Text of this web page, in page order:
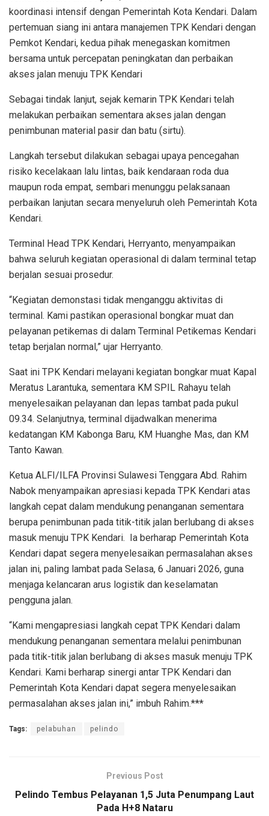
koordinasi intensif dengan Pemerintah Kota Kendari. Dalam
pertemuan siang ini antara manajemen TPK Kendari dengan
Pemkot Kendari, kedua pihak menegaskan komitmen
bersama untuk percepatan peningkatan dan perbaikan
akses jalan menuju TPK Kendari
Sebagai tindak lanjut, sejak kemarin TPK Kendari telah
melakukan perbaikan sementara akses jalan dengan
penimbunan material pasir dan batu (sirtu).
Langkah tersebut dilakukan sebagai upaya pencegahan
risiko kecelakaan lalu lintas, baik kendaraan roda dua
maupun roda empat, sembari menunggu pelaksanaan
perbaikan lanjutan secara menyeluruh oleh Pemerintah Kota
Kendari.
Terminal Head TPK Kendari, Herryanto, menyampaikan
bahwa seluruh kegiatan operasional di dalam terminal tetap
berjalan sesuai prosedur.
“Kegiatan demonstasi tidak menganggu aktivitas di
terminal. Kami pastikan operasional bongkar muat dan
pelayanan petikemas di dalam Terminal Petikemas Kendari
tetap berjalan normal,” ujar Herryanto.
Saat ini TPK Kendari melayani kegiatan bongkar muat Kapal
Meratus Larantuka, sementara KM SPIL Rahayu telah
menyelesaikan pelayanan dan lepas tambat pada pukul
09.34. Selanjutnya, terminal dijadwalkan menerima
kedatangan KM Kabonga Baru, KM Huanghe Mas, dan KM
Tanto Kawan.
Ketua ALFI/ILFA Provinsi Sulawesi Tenggara Abd. Rahim
Nabok menyampaikan apresiasi kepada TPK Kendari atas
langkah cepat dalam mendukung penanganan sementara
berupa penimbunan pada titik-titik jalan berlubang di akses
masuk menuju TPK Kendari. Ia berharap Pemerintah Kota
Kendari dapat segera menyelesaikan permasalahan akses
jalan ini, paling lambat pada Selasa, 6 Januari 2026, guna
menjaga kelancaran arus logistik dan keselamatan
pengguna jalan.
“Kami mengapresiasi langkah cepat TPK Kendari dalam
mendukung penanganan sementara melalui penimbunan
pada titik-titik jalan berlubang di akses masuk menuju TPK
Kendari. Kami berharap sinergi antar TPK Kendari dan
Pemerintah Kota Kendari dapat segera menyelesaikan
permasalahan akses jalan ini,” imbuh Rahim.***
Tags: pelabuhan pelindo
Previous Post
Pelindo Tembus Pelayanan 1,5 Juta Penumpang Laut
Pada H+8 Nataru